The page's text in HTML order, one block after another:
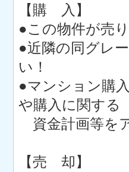
【購 入】
●この物件が売
●近隣の同グレ
い！
●マンション購
や購入に関する
資金計画等を
【売 却】